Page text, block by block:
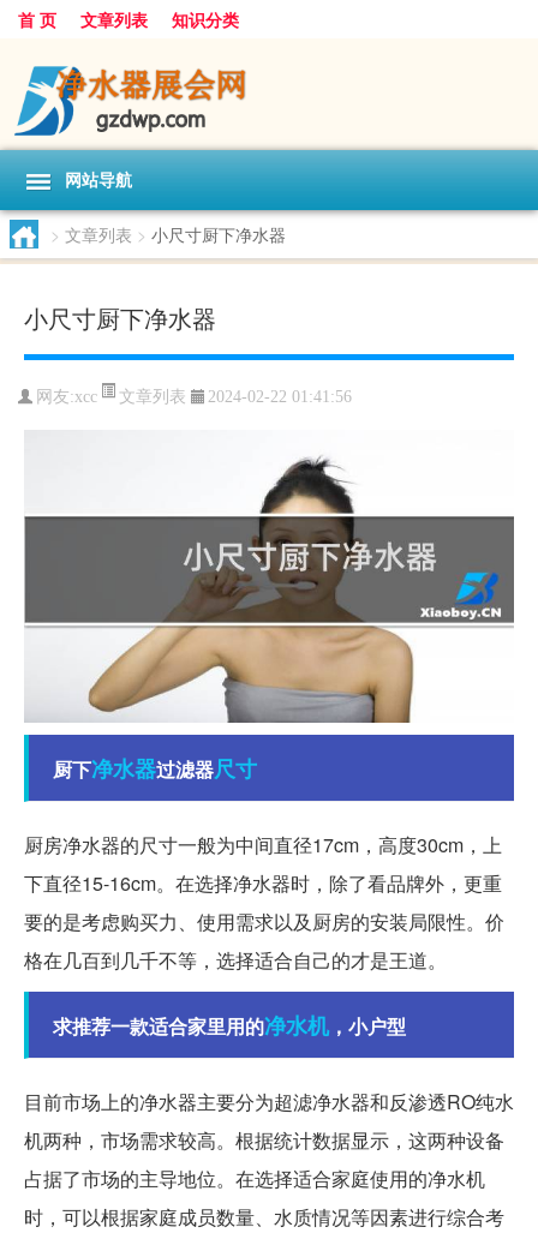
首 页 文章列表 知识分类
网站导航
> 文章列表 > 小尺寸厨下净水器
小尺寸厨下净水器
网友:xcc 文章列表 2024-02-22 01:41:56
厨下净水器过滤器尺寸
厨房净水器的尺寸一般为中间直径17cm，高度30cm，上
下直径15-16cm。在选择净水器时，除了看品牌外，更重
要的是考虑购买力、使用需求以及厨房的安装局限性。价
格在几百到几千不等，选择适合自己的才是王道。
求推荐一款适合家里用的净水机 ，小户型
目前市场上的净水器主要分为超滤净水器和反渗透RO纯水
机两种，市场需求较高。根据统计数据显示，这两种设备
占据了市场的主导地位。在选择适合家庭使用的净水机
时，可以根据家庭成员数量、水质情况等因素进行综合考